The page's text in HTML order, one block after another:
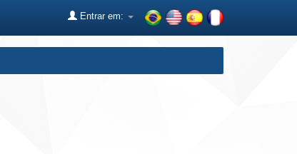
Entrar em: